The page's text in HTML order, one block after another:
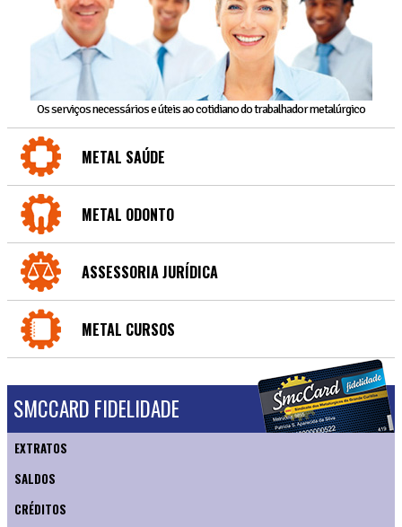
Os serviços necessários e úteis ao cotidiano do trabalhador metalúrgico
METAL SAÚDE
METAL ODONTO
ASSESSORIA JURÍDICA
METAL CURSOS
SMCCARD FIDELIDADE
EXTRATOS
SALDOS
CRÉDITOS